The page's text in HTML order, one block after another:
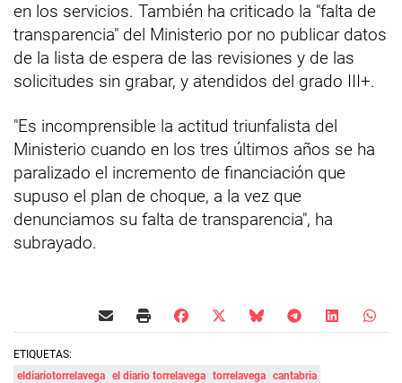
en los servicios. También ha criticado la "falta de
transparencia" del Ministerio por no publicar datos
de la lista de espera de las revisiones y de las
solicitudes sin grabar, y atendidos del grado III+.
"Es incomprensible la actitud triunfalista del
Ministerio cuando en los tres últimos años se ha
paralizado el incremento de financiación que
supuso el plan de choque, a la vez que
denunciamos su falta de transparencia", ha
subrayado.
ETIQUETAS:
eldiariotorrelavega el diario torrelavega torrelavega cantabria